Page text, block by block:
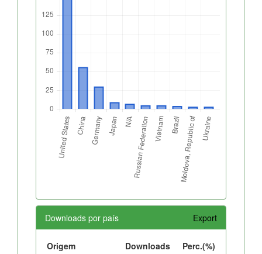
Downloads por país Export
Origem Downloads Perc.(%)